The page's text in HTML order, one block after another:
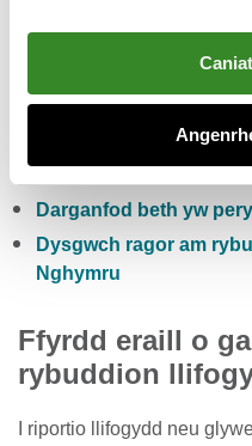
Gwirio lefelau cyfredol
Darganfod beth yw
Dysgwch ragor am
Nghymru
Ffyrdd eraill o
rybuddion
I riportio llifogydd neu